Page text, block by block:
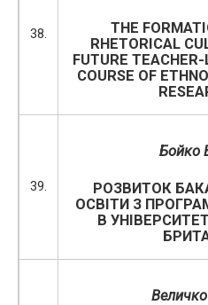
38.
THE
RHETORICAL
FUTURE
COURSE OF
39.
Бойко
РОЗВИТОК
ОСВІТИ З
В